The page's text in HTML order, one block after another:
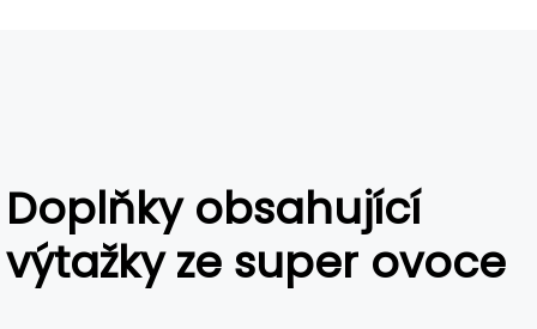
Doplňky obsahující
výtažky ze super ovoce